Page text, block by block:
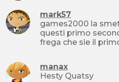
mark57
games2000 la
questi primo
frega che sie il
manax
Hesty Quatsy